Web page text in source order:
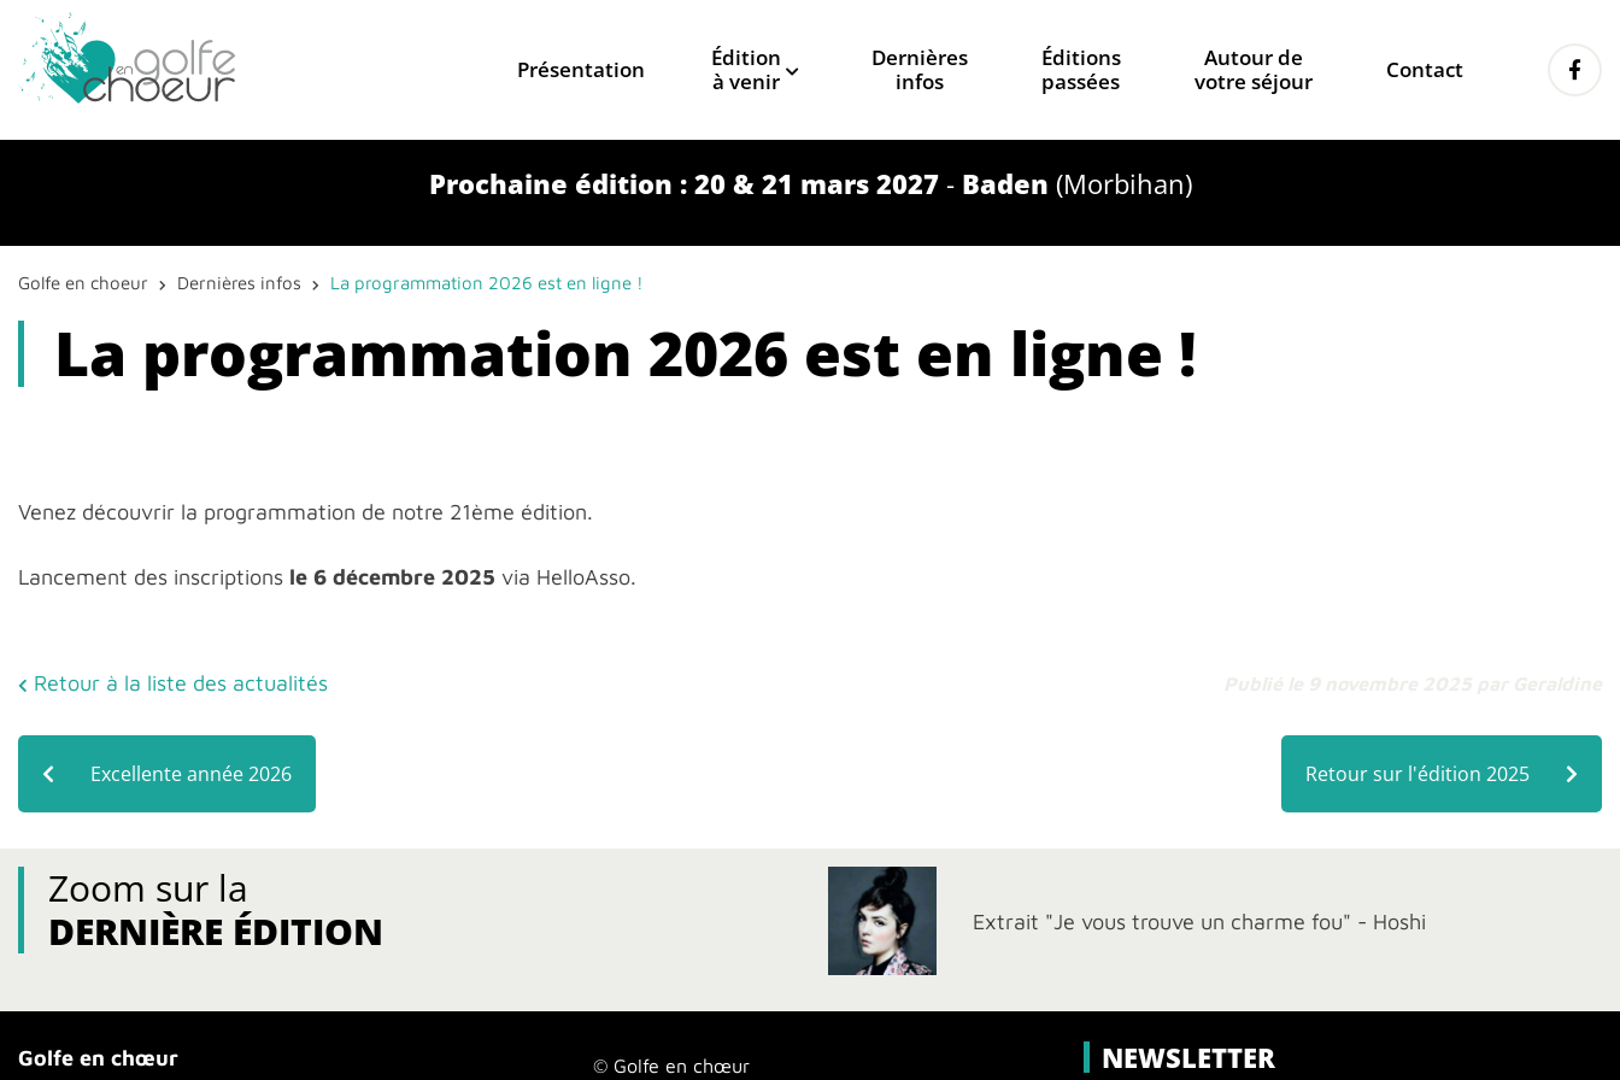
Prochaine édition : 20 & 21 mars 2027- Baden (Morbihan)
Présentation
Édition
à venir
Dernières
infos
Éditions
passées
Autour de
votre séjour
Contact
Golfe en choeur Dernières infos La programmation 2026 est en ligne !
La programmation 2026 est en ligne !
Venez découvrir la programmation de notre 21ème édition.
Lancement des inscriptions le 6 décembre 2025 via HelloAsso.
Retour à la liste des actualités
Excellente année 2026 Retour sur l'édition 2025
Zoom sur la
DERNIÈRE ÉDITION
Extrait "Je vous trouve un charme fou" - Hoshi
Golfe en chœur © Golfe en chœur NEWSLETTER